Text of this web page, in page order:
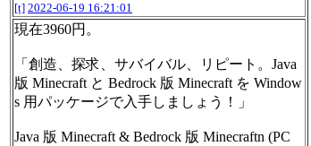
[t] 2022-06-19 16:21:01
現在3960円。
「創造、探求、サバイバル、リピート。Java
版 Minecraft と Bedrock 版 Minecraft を Window
s 用パッケージで入手しましょう！」
Java 版 Minecraft & Bedrock 版 Minecraftn (PC